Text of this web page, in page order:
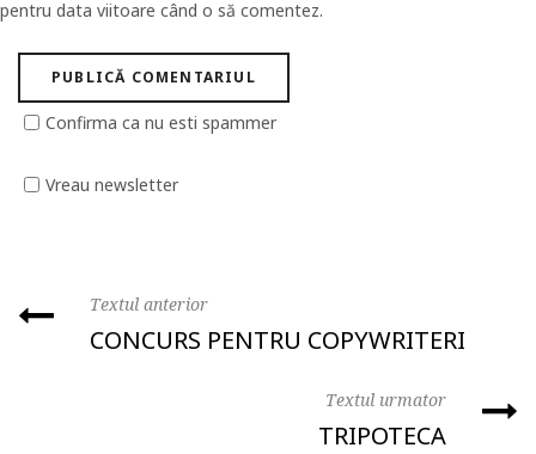
pentru data viitoare când o să comentez.
Confirma ca nu esti spammer
Vreau newsletter
Textul anterior
CONCURS PENTRU COPYWRITERI
Textul urmator
TRIPOTECA